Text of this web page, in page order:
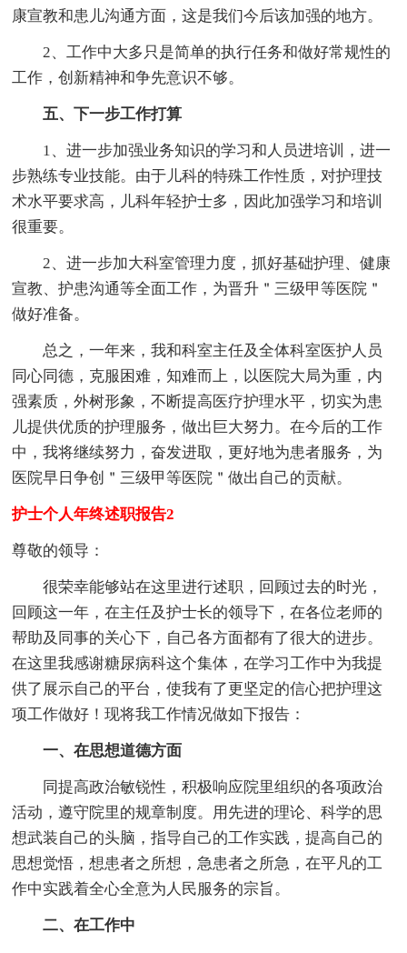
康宣教和患儿沟通方面，这是我们今后该加强的地方。
2、工作中大多只是简单的执行任务和做好常规性的
工作，创新精神和争先意识不够。
五、下一步工作打算
1、进一步加强业务知识的学习和人员进培训，进一
步熟练专业技能。由于儿科的特殊工作性质，对护理技
术水平要求高，儿科年轻护士多，因此加强学习和培训
很重要。
2、进一步加大科室管理力度，抓好基础护理、健康
宣教、护患沟通等全面工作，为晋升＂三级甲等医院＂
做好准备。
总之，一年来，我和科室主任及全体科室医护人员
同心同德，克服困难，知难而上，以医院大局为重，内
强素质，外树形象，不断提高医疗护理水平，切实为患
儿提供优质的护理服务，做出巨大努力。在今后的工作
中，我将继续努力，奋发进取，更好地为患者服务，为
医院早日争创＂三级甲等医院＂做出自己的贡献。
护士个人年终述职报告2
尊敬的领导：
很荣幸能够站在这里进行述职，回顾过去的时光，
回顾这一年，在主任及护士长的领导下，在各位老师的
帮助及同事的关心下，自己各方面都有了很大的进步。
在这里我感谢糖尿病科这个集体，在学习工作中为我提
供了展示自己的平台，使我有了更坚定的信心把护理这
项工作做好！现将我工作情况做如下报告：
一、在思想道德方面
同提高政治敏锐性，积极响应院里组织的各项政治
活动，遵守院里的规章制度。用先进的理论、科学的思
想武装自己的头脑，指导自己的工作实践，提高自己的
思想觉悟，想患者之所想，急患者之所急，在平凡的工
作中实践着全心全意为人民服务的宗旨。
二、在工作中